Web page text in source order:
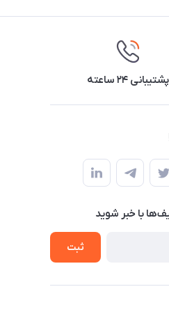
پشتیبانی ۲۴ ساعته
با‌ خبر شوید
ثبت